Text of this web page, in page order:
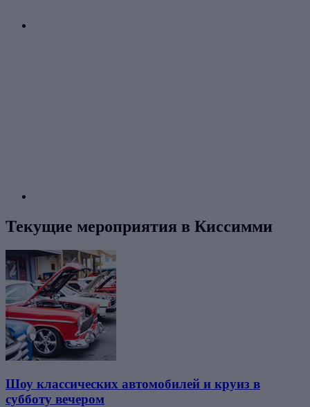
Текущие мероприятия в Киссимми
Шоу классических автомобилей и круиз в
субботу вечером